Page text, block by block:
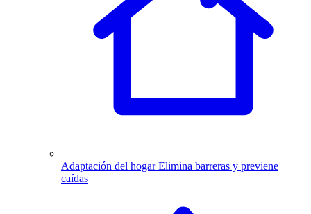
Adaptación del hogar Elimina barreras y previene
caídas